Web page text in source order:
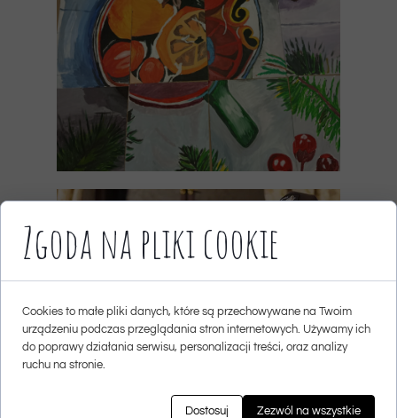
Zgoda na pliki cookie
Cookies to małe pliki danych, które są przechowywane na Twoim
urządzeniu podczas przeglądania stron internetowych. Używamy ich
do poprawy działania serwisu, personalizacji treści, oraz analizy
ruchu na stronie.
Dostosuj Zezwól na wszystkie